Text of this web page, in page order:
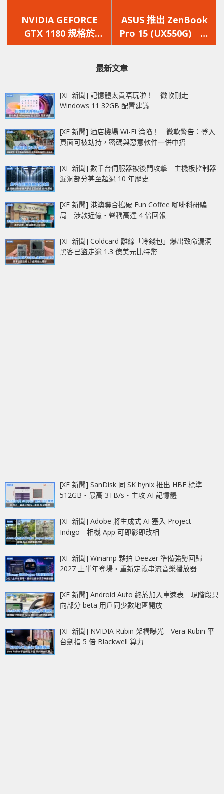
一
篇
文
NVIDIA GEFORCE
GTX 1180 規格於
TECHPOWERUP 資料
一
篇
文
ASUS 推出 ZenBook
Pro 15 (UX550G) 超
薄機身搭載Core i9 和
最新文章
[XF 新聞] 記憶體太貴唔玩啦！ 微軟刪走
Windows 11 32GB 配置建議
[XF 新聞] 酒店機場 Wi-Fi 淪陷！ 微軟警告：登入
頁面可被劫持，密碼與惡意軟件一併中招
[XF 新聞] 數千台伺服器被後門攻擊 主機板控制器
漏洞部分甚至超過 10 年歷史
[XF 新聞] 港澳聯合搗破 Fun Coffee 咖啡科研騙
局 涉款近億‧聲稱高達 4 倍回報
[XF 新聞] Coldcard 離線「冷錢包」爆出致命漏洞
黑客已盜走逾 1.3 億美元比特幣
[XF 新聞] SanDisk 同 SK hynix 推出 HBF 標準
512GB‧最高 3TB/s‧主攻 AI 記憶體
[XF 新聞] Adobe 將生成式 AI 塞入 Project
Indigo 相機 App 可即影即改相
[XF 新聞] Winamp 夥拍 Deezer 準備強勢回歸
2027 上半年登場‧重新定義串流音樂播放器
[XF 新聞] Android Auto 終於加入車速表 現階段只
向部分 beta 用戶同少數地區開放
[XF 新聞] NVIDIA Rubin 架構曝光 Vera Rubin 平
台劍指 5 倍 Blackwell 算力